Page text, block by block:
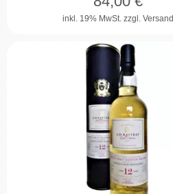
inkl. 19% MwSt. zzgl. Versand